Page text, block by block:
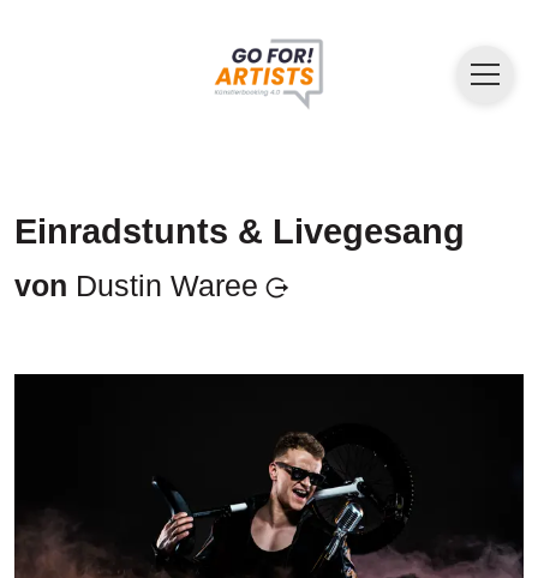
Einradstunts & Livegesang
von Dustin Waree